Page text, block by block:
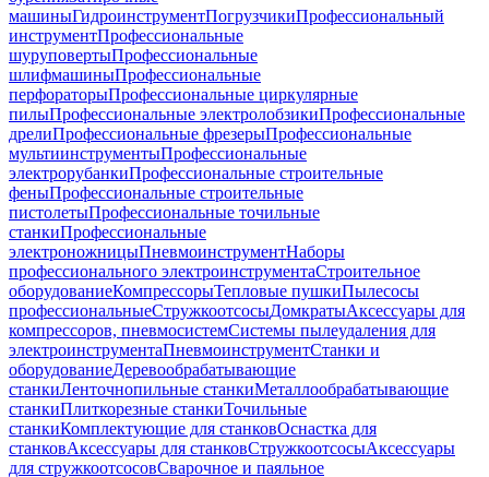
машиныГидроинструментПогрузчикиПрофессиональный
инструментПрофессиональные
шуруповертыПрофессиональные
шлифмашиныПрофессиональные
перфораторыПрофессиональные циркулярные
пилыПрофессиональные электролобзикиПрофессиональные
дрелиПрофессиональные фрезерыПрофессиональные
мультиинструментыПрофессиональные
электрорубанкиПрофессиональные строительные
феныПрофессиональные строительные
пистолетыПрофессиональные точильные
станкиПрофессиональные
электроножницыПневмоинструментНаборы
профессионального электроинструментаСтроительное
оборудованиеКомпрессорыТепловые пушкиПылесосы
профессиональныеСтружкоотсосыДомкратыАксессуары для
компрессоров, пневмосистемСистемы пылеудаления для
электроинструментаПневмоинструментСтанки и
оборудованиеДеревообрабатывающие
станкиЛенточнопильные станкиМеталлообрабатывающие
станкиПлиткорезные станкиТочильные
станкиКомплектующие для станковОснастка для
станковАксессуары для станковСтружкоотсосыАксессуары
для стружкоотсосовСварочное и паяльное